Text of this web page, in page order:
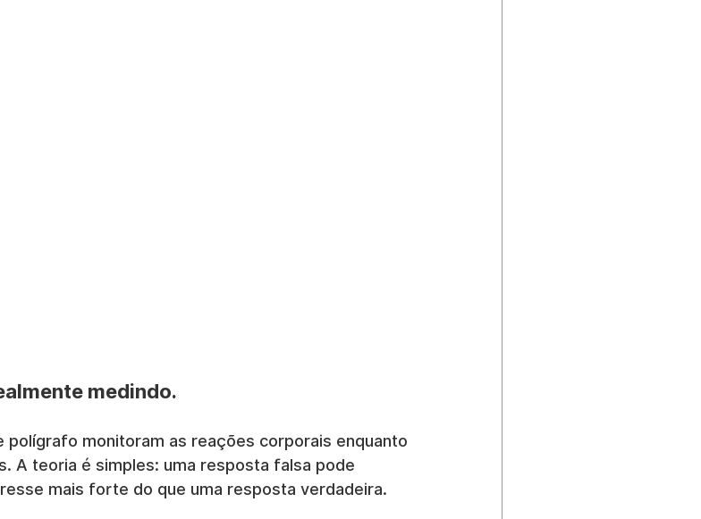
medindo.
monitoram as reações corporais enquanto
A teoria é simples: uma resposta falsa pode
mais forte do que uma resposta verdadeira.